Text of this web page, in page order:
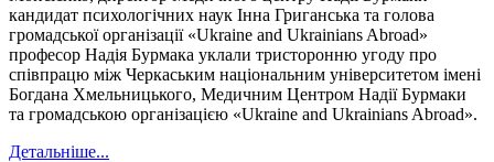
кандидат психологічних наук Інна Григанська та голова
громадської організації «Ukraine and Ukrainians Abroad»
професор Надія Бурмака уклали тристоронню угоду про
співпрацю між Черкаським національним університетом імені
Богдана Хмельницького, Медичним Центром Надії Бурмаки
та громадською організацією «Ukraine and Ukrainіans Abroad».
Детальніше...